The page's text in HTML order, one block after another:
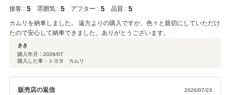
接客 : 5 雰囲気 : 5 アフター : 5 品質 : 5
カムリを納車しました。 遠方よりの購入ですが、色々と親切にしていただけ
たので安心して納車できました。ありがとうございます。
きき
購入年月： 2026/07
購入した車：トヨタ カムリ
販売店の返信 2026/07/23